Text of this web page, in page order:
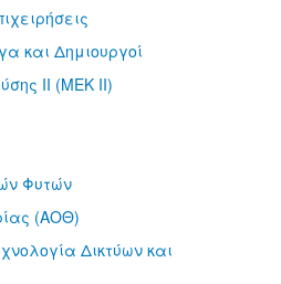
και Δημιουργοί
II (ΜΕΚ II)
Φυτών
(ΑΟΘ)
Δικτύων και